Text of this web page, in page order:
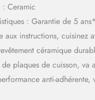
Ceramic
: Garantie de 5
aux instructions, cuisinez
céramique
de plaques de cuisson, va
anti-adhérente,